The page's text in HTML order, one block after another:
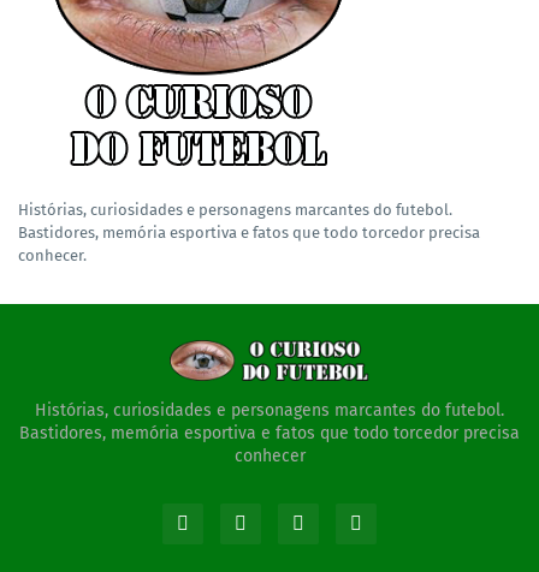
Histórias, curiosidades e personagens marcantes do futebol.
Bastidores, memória esportiva e fatos que todo torcedor precisa
conhecer.
Histórias, curiosidades e personagens marcantes do futebol.
Bastidores, memória esportiva e fatos que todo torcedor precisa
conhecer